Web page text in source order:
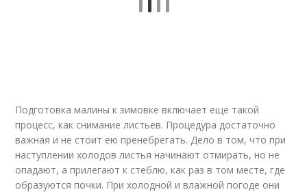
Подготовка малины к зимовке включает еще такой
процесс, как снимание листьев. Процедура достаточно
важная и не стоит ею пренебрегать. Дело в том, что при
наступлении холодов листья начинают отмирать, но не
опадают, а прилегают к стеблю, как раз в том месте, где
образуются почки. При холодной и влажной погоде они